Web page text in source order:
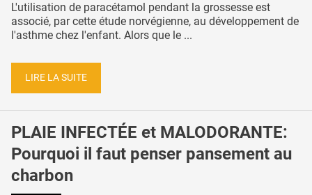
L'utilisation de paracétamol pendant la grossesse est
associé, par cette étude norvégienne, au développement de
l'asthme chez l'enfant. Alors que le ...
LIRE LA SUITE
PLAIE INFECTÉE et MALODORANTE:
Pourquoi il faut penser pansement au
charbon